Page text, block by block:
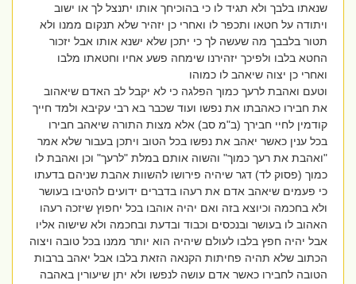
שנאתו בלבך ולא תגיד לו כי בהוכיחך אותו יתנצל לך או ישוב
ויתודה על חטאו ותכפר לו ואחרי כן יזהיר שלא תנקום ממנו ולא
תטור בלבבך מה שעשה לך כי יתכן שלא ישנא אותו אבל יזכור
החטא בלבו ולפיכך יזהירנו שימחה פשע אחיו וחטאתו מלבו
ואחרי כן יצוה שיאהב לו כמוהו
וטעם ואהבת לרעך כמוך הפלגה כי לא יקבל לב האדם שיאהוב
את חבירו כאהבתו את נפשו ועוד שכבר בא רבי עקיבא ולמד חייך
קודמין לחיי חבירך (ב"מ סב) אלא מצות התורה שיאהב חבירו
בכל ענין כאשר יאהב את נפשו בכל הטוב ויתכן בעבור שלא אמר
"ואהבת את רעך כמוך" והשוה אותם במלת "לרעך" וכן ואהבת לו
כמוך (פסוק לד) דגר שיהיה פירושו להשוות אהבת שניהם בדעתו
כי פעמים שיאהב אדם את רעהו בדברים ידועים להטיבו בעושר
ולא בחכמה וכיוצא בזה ואם יהיה אוהבו בכל יחפוץ שיזכה רעהו
האהוב לו בעושר ובנכסים וכבוד ובדעת ובחכמה ולא שישוה אליו
אבל יהיה חפץ בלבו לעולם שיהיה הוא יותר ממנו בכל טובה ויצוה
הכתוב שלא תהיה פחיתות הקנאה הזאת בלבו אבל יאהב ברבות
הטובה לחבירו כאשר אדם עושה לנפשו ולא יתן שיעורין באהבה